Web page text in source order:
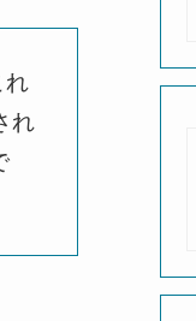
れ
れ